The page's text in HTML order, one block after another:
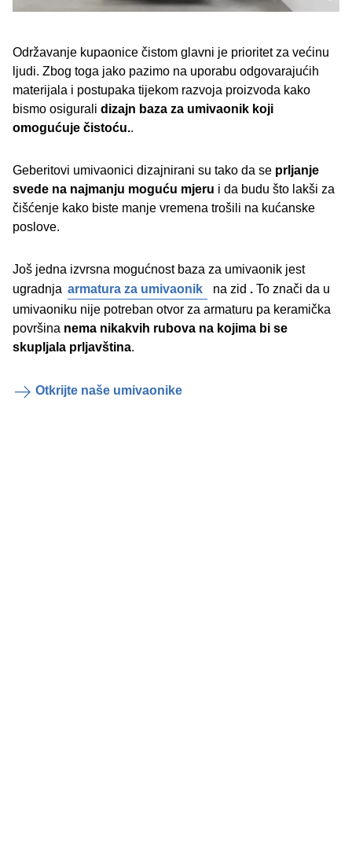
Održavanje kupaonice čistom glavni je prioritet za većinu
ljudi. Zbog toga jako pazimo na uporabu odgovarajućih
materijala i postupaka tijekom razvoja proizvoda kako
bismo osigurali dizajn baza za umivaonik koji
omogućuje čistoću..
Geberitovi umivaonici dizajnirani su tako da se prljanje
svede na najmanju moguću mjeru i da budu što lakši za
čišćenje kako biste manje vremena trošili na kućanske
poslove.
Još jedna izvrsna mogućnost baza za umivaonik jest
ugradnja armatura za umivaonik na zid . To znači da u
umivaoniku nije potreban otvor za armaturu pa keramička
površina nema nikakvih rubova na kojima bi se
skupljala prljavština.
Otkrijte naše umivaonike